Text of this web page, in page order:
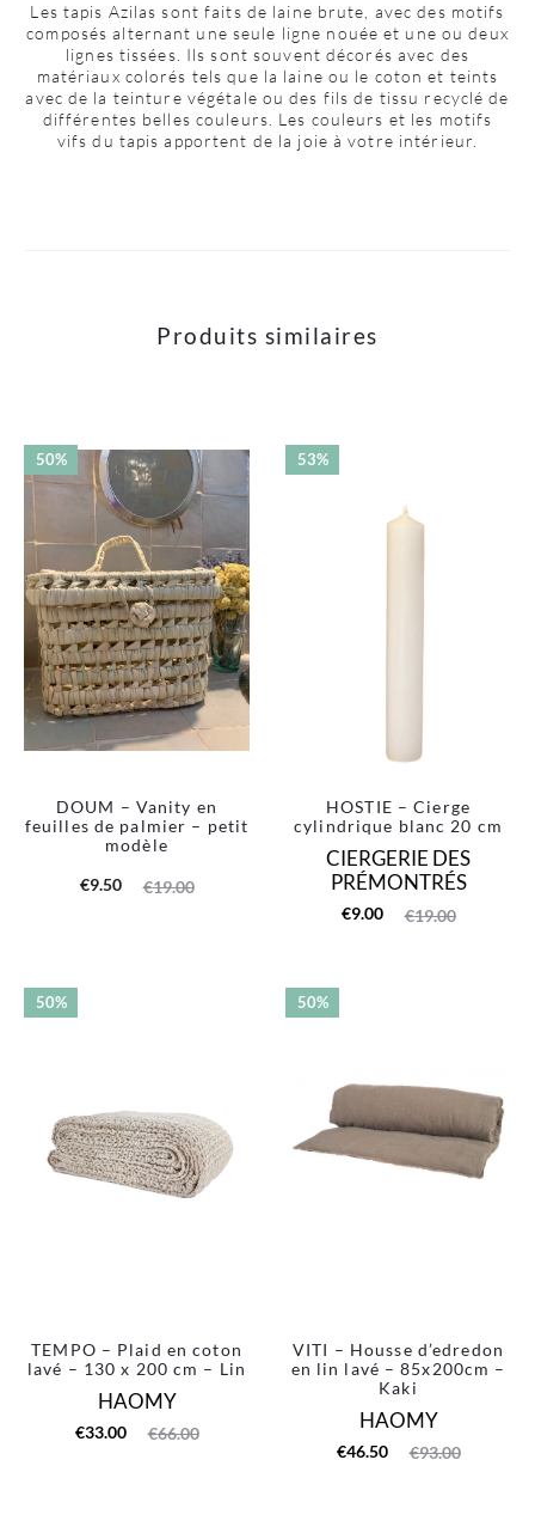
Les tapis Azilas sont faits de laine brute, avec des motifs
composés alternant une seule ligne nouée et une ou deux
lignes tissées. Ils sont souvent décorés avec des
matériaux colorés tels que la laine ou le coton et teints
avec de la teinture végétale ou des fils de tissu recyclé de
différentes belles couleurs. Les couleurs et les motifs
vifs du tapis apportent de la joie à votre intérieur.
Produits similaires
50%
DOUM – Vanity en
feuilles de palmier – petit
modèle
€19.00
Le
€9.50
Le
est :
53%
HOSTIE – Cierge
cylindrique blanc 20 cm
CIERGERIE DES
PRÉMONTRÉS
€19.00
Le
€9.00
Le
actuel
est :
50%
TEMPO – Plaid en coton
lavé – 130 x 200 cm – Lin
HAOMY
€66.00
Le
€33.00
Le
50%
VITI – Housse d’edredon
en lin lavé – 85x200cm –
Kaki
HAOMY
€93.00
Le
€46.50
Le